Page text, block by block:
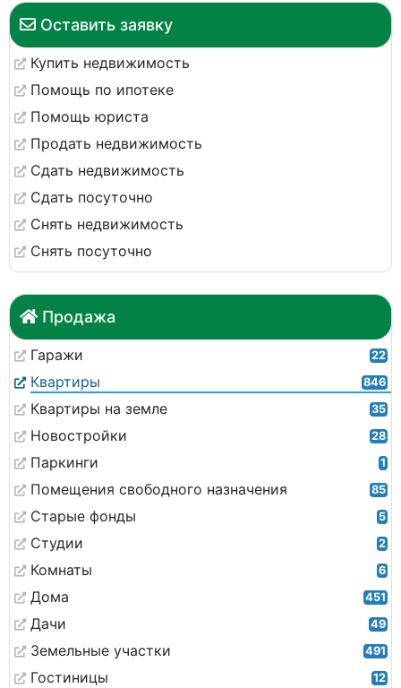
Оставить заявку
Купить недвижимость
Помощь по ипотеке
Помощь юриста
Продать недвижимость
Сдать недвижимость
Сдать посуточно
Снять недвижимость
Снять посуточно
Продажа
Гаражи 22
Квартиры 846
Квартиры на земле 35
Новостройки 28
Паркинги 1
Помещения свободного назначения 85
Старые фонды 5
Студии 2
Комнаты 6
Дома 451
Дачи 49
Земельные участки 491
Гостиницы 12